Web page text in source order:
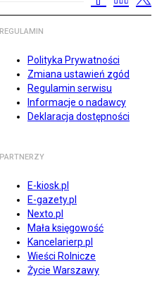
REGULAMIN
Polityka Prywatności
Zmiana ustawień zgód
Regulamin serwisu
Informacje o nadawcy
Deklaracja dostępności
PARTNERZY
E-kiosk.pl
E-gazety.pl
Nexto.pl
Mała księgowość
Kancelarierp.pl
Wieści Rolnicze
Życie Warszawy